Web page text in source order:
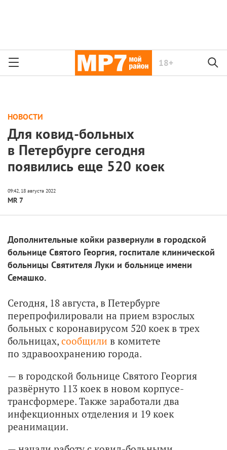
18+
НОВОСТИ
Для ковид-больных
в Петербурге сегодня
появились еще 520 коек
MR 7
Дополнительные койки развернули в городской
больнице Святого Георгия, госпитале клинической
больницы Святителя Луки и больнице имени
Семашко.
Сегодня, 18 августа, в Петербурге
перепрофилировали на прием взрослых
больных с коронавирусом 520 коек в трех
больницах, сообщили в комитете
по здравоохранению города.
— в городской больнице Святого Георгия
развёрнуто 113 коек в новом корпусе-
трансформере. Также заработали два
инфекционных отделения и 19 коек
реанимации.